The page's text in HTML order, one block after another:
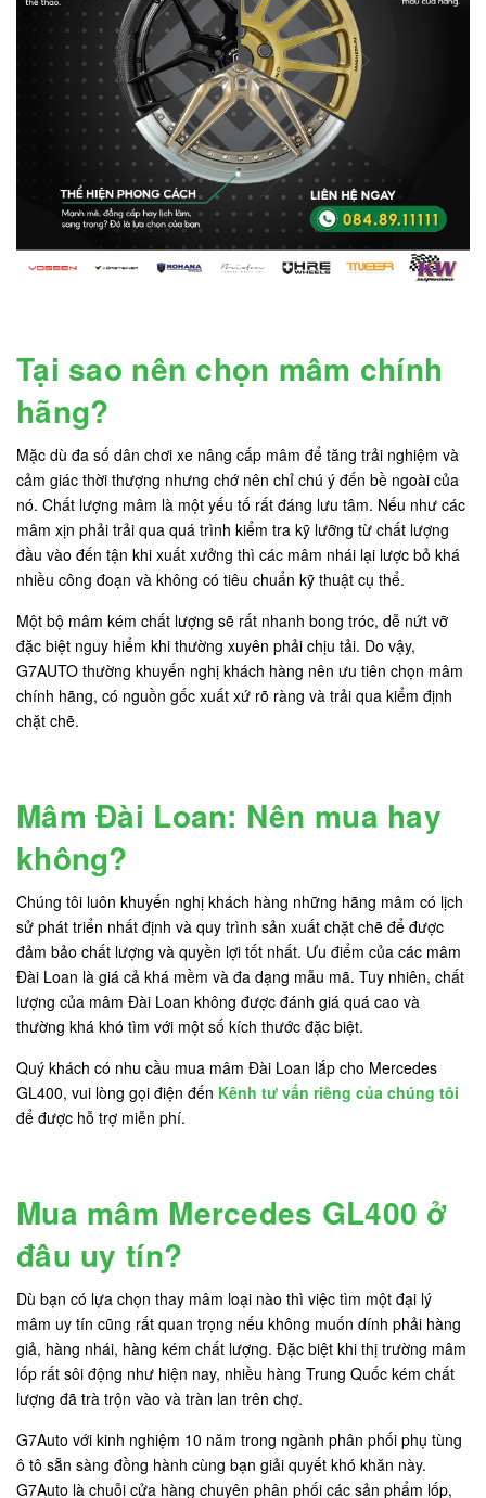
Tại sao nên chọn mâm chính
hãng?
Mặc dù đa số dân chơi xe nâng cấp mâm để tăng trải nghiệm và
cảm giác thời thượng nhưng chớ nên chỉ chú ý đến bề ngoài của
nó. Chất lượng mâm là một yếu tố rất đáng lưu tâm. Nếu như các
mâm xịn phải trải qua quá trình kiểm tra kỹ lưỡng từ chất lượng
đầu vào đến tận khi xuất xưởng thì các mâm nhái lại lược bỏ khá
nhiều công đoạn và không có tiêu chuẩn kỹ thuật cụ thể.
Một bộ mâm kém chất lượng sẽ rất nhanh bong tróc, dễ nứt vỡ
đặc biệt nguy hiểm khi thường xuyên phải chịu tải. Do vậy,
G7AUTO thường khuyến nghị khách hàng nên ưu tiên chọn mâm
chính hãng, có nguồn gốc xuất xứ rõ ràng và trải qua kiểm định
chặt chẽ.
Mâm Đài Loan: Nên mua hay
không?
Chúng tôi luôn khuyến nghị khách hàng những hãng mâm có lịch
sử phát triển nhất định và quy trình sản xuất chặt chẽ để được
đảm bảo chất lượng và quyền lợi tốt nhất. Ưu điểm của các mâm
Đài Loan là giá cả khá mềm và đa dạng mẫu mã. Tuy nhiên, chất
lượng của mâm Đài Loan không được đánh giá quá cao và
thường khá khó tìm với một số kích thước đặc biệt.
Quý khách có nhu cầu mua mâm Đài Loan lắp cho Mercedes
GL400, vui lòng gọi điện đến Kênh tư vấn riêng của chúng tôi
để được hỗ trợ miễn phí.
Mua mâm Mercedes GL400 ở
đâu uy tín?
Dù bạn có lựa chọn thay mâm loại nào thì việc tìm một đại lý
mâm uy tín cũng rất quan trọng nếu không muốn dính phải hàng
giả, hàng nhái, hàng kém chất lượng. Đặc biệt khi thị trường mâm
lốp rất sôi động như hiện nay, nhiều hàng Trung Quốc kém chất
lượng đã trà trộn vào và tràn lan trên chợ.
G7Auto với kinh nghiệm 10 năm trong ngành phân phối phụ tùng
ô tô sẵn sàng đồng hành cùng bạn giải quyết khó khăn này.
G7Auto là chuỗi cửa hàng chuyên phân phối các sản phẩm lốp,